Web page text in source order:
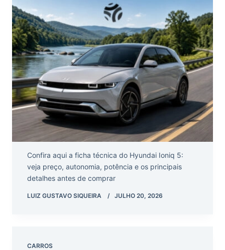
Confira aqui a ficha técnica do Hyundai Ioniq 5:
veja preço, autonomia, potência e os principais
detalhes antes de comprar
LUIZ GUSTAVO SIQUEIRA JULHO 20, 2026
CARROS